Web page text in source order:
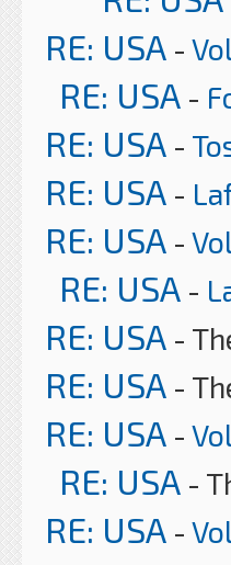
RE: USA -
RE: USA -
RE: USA -
RE: USA -
RE: USA -
RE: USA -
RE: USA -
RE: USA -
RE: USA -
RE: USA -
RE: USA -